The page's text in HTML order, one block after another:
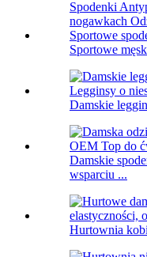
Sportowe
Damskie
Damskie
wsparciu ...
Hurtownia